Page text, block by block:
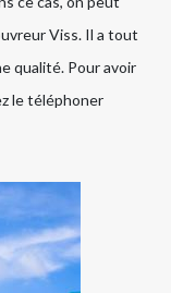
Viss. Il a tout
qualité. Pour avoir
le téléphoner